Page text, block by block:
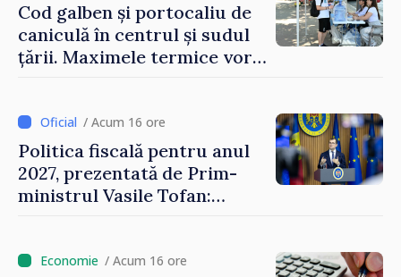
Cod galben și portocaliu de
caniculă în centrul și sudul
țării. Maximele termice vor
/ Acum 16 ore
Politica fiscală pentru anul
2027, prezentată de Prim-
ministrul Vasile Tofan:
taxare mai echitabilă
/ Acum 16 ore